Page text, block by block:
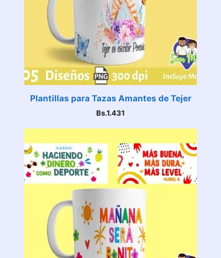
Plantillas para Tazas Amantes de Tejer
Bs.1.431